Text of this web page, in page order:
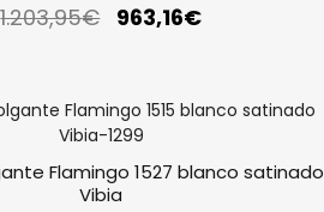
1.203,95€ 963,16€
Flamingo 1527 blanco satinado
Vibia